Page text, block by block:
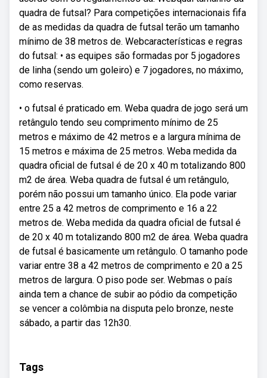
quadra de futsal? Para competições internacionais fifa
de as medidas da quadra de futsal terão um tamanho
mínimo de 38 metros de. Webcaracterísticas e regras
do futsal: • as equipes são formadas por 5 jogadores
de linha (sendo um goleiro) e 7 jogadores, no máximo,
como reservas.
• o futsal é praticado em. Weba quadra de jogo será um
retângulo tendo seu comprimento mínimo de 25
metros e máximo de 42 metros e a largura mínima de
15 metros e máxima de 25 metros. Weba medida da
quadra oficial de futsal é de 20 x 40 m totalizando 800
m2 de área. Weba quadra de futsal é um retângulo,
porém não possui um tamanho único. Ela pode variar
entre 25 a 42 metros de comprimento e 16 a 22
metros de. Weba medida da quadra oficial de futsal é
de 20 x 40 m totalizando 800 m2 de área. Weba quadra
de futsal é basicamente um retângulo. O tamanho pode
variar entre 38 a 42 metros de comprimento e 20 a 25
metros de largura. O piso pode ser. Webmas o país
ainda tem a chance de subir ao pódio da competição
se vencer a colômbia na disputa pelo bronze, neste
sábado, a partir das 12h30.
Tags